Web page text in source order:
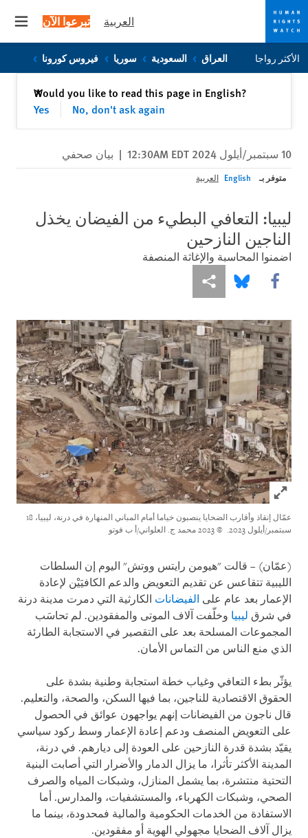
Skip
to
Skip
to
العربية تبرعوا الآن
الأكثر رواجا العراق السعودية سوريا فيروس كورونا
Would you like to read this page in English?
Yes
No, don't ask again
✕إغلاق
10 سبتمبر/أيلول 2024 12:30AM EDT | بيان صحفي
متوفر بـ English العربية
ليبيا: التعافي البطيء من الفيضان يخذل
الناجين النازحين
اضمنوا المحاسبة والإغاثة المنصفة
Share this via Facebook
Share this via Bluesky
Share this via مشاركة
Click to expand Image
عمّال إنقاذ وأقارب الضحايا ينصبون خياما أمام المباني المنهارة في درنة، ليبيا، 18
سبتمبر/أيلول 2023.
© 2023 محمد ج. العلواني/أ ب فوتو
(عمّان) – قالت "هيومن رايتس ووتش" اليوم إن السلطات
الليبية تتقاعس عن تقديم التعويض والدعم الكافيَيْن لإعادة
الإعمار بعد عام على الفيضانات الكارثية التي دمرت مدينة درنة
في شرق ليبيا وخلّفت آلاف الموتى والمفقودين. لم تحاسَب
المجموعات المسلحة بعد على التقصير في الاستجابة الطارئة
الذي منع الناس من التماس الأمان.
يؤثّر بطء التعافي وغياب خطة استجابة وطنية بشدة على
الحقوق الاقتصادية للناجين، بما فيها السكن، والصحة، والتعليم.
قال ناجون من الفيضانات إنهم يواجهون عوائق في الحصول
على التعويض المنصف ودعم إعادة الإعمار وسط ركود سياسي
يقيّد بشدة قدرة النازحين على العودة إلى ديارهم. في درنة،
المدينة الأكثر تأثرا، ما يزال الدمار والأضرار التي أصابت البنية
التحتية منتشرة، بما يشمل المنازل، وشبكات المياه والصرف
الصحي، وشبكات الكهرباء، والمستشفيات، والمدارس. أما
الاستفادة من الخدمات الحكومية والمالية فمحدودة، بينما ما
يزال آلاف الضحايا مجهولي الهوية أو مفقودين.